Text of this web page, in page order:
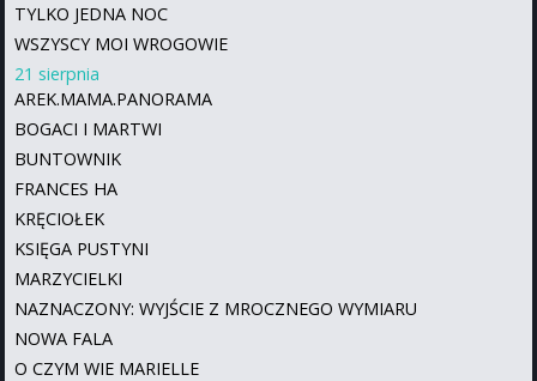
TYLKO JEDNA NOC
WSZYSCY MOI WROGOWIE
21 sierpnia
AREK.MAMA.PANORAMA
BOGACI I MARTWI
BUNTOWNIK
FRANCES HA
KRĘCIOŁEK
KSIĘGA PUSTYNI
MARZYCIELKI
NAZNACZONY: WYJŚCIE Z MROCZNEGO WYMIARU
NOWA FALA
O CZYM WIE MARIELLE